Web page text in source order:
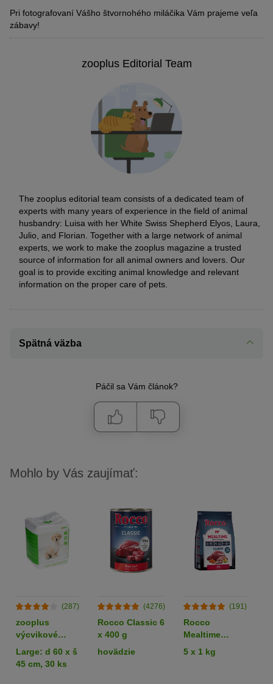
Pri fotografovaní Vášho štvornohého miláčika Vám prajeme veľa
zábavy!
zooplus Editorial Team
The zooplus editorial team consists of a dedicated team of
experts with many years of experience in the field of animal
husbandry: Luisa with her White Swiss Shepherd Elyos, Laura,
Julio, and Florian. Together with a large network of animal
experts, we work to make the zooplus magazine a trusted
source of information for all animal owners and lovers. Our
goal is to provide exciting animal knowledge and relevant
information on the proper care of pets.
Spätná väzba
Páčil sa Vám článok?
Mohlo by Vás zaujímať:
(287)
zooplus
výcvikové
podložky pre
šteňatá
Large: d 60 x š
45 cm, 30 ks
(4276)
Rocco Classic 6
x 400 g
hovädzie
(191)
Rocco
Mealtime
hovädzie
5 x 1 kg